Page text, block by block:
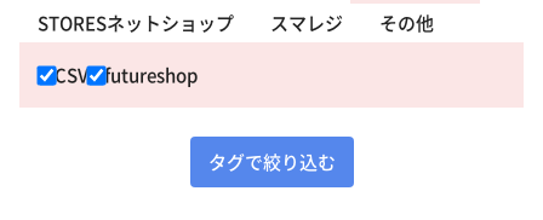
STORESネットショップ
スマレジ
その他
CSV futureshop
タグで絞り込む